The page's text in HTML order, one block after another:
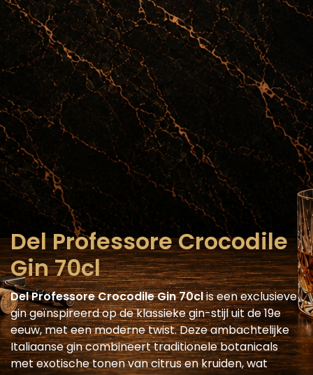
Del Professore Crocodile
Gin 70cl
Del Professore Crocodile Gin 70clis een exclusieve
gin geïnspireerd op de klassieke gin-stijl uit de 19e
eeuw, met een moderne twist. Deze ambachtelijke
Italiaanse gin combineert traditionele botanicals
met exotische tonen van citrus en kruiden, wat